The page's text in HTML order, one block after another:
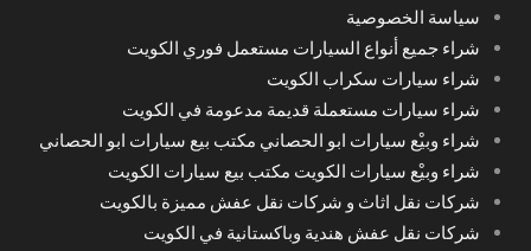
سياسة الخصوصية
شراء جميع أنواع السيارات مستعمل فوري الكويت
شراء سيارات سكراب الكويت
شراء سيارات مستعملة قديمة مدعومة في الكويت
شراء وبيْع سيارات ابو الحصاني مكتب بيع سيارات ابو الحصاني
شراء وبيْع سيارات الكويت مكتب بيع سيارات الكويت
شركات نقل اثاث و شركات نقل عفش مميزة بالكويت
شركات نقل عفش هندية وباكستانية في الكويت